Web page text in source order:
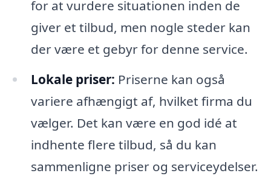
for at vurdere situationen inden de
giver et tilbud, men nogle steder kan
der være et gebyr for denne service.
Lokale priser: Priserne kan også
variere afhængigt af, hvilket firma du
vælger. Det kan være en god idé at
indhente flere tilbud, så du kan
sammenligne priser og serviceydelser.